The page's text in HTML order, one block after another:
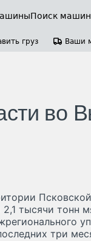
Поиск машин
груз Ваши
во
тысячи тонн
три